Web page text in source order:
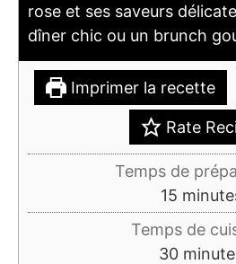
rose et ses saveurs
dîner chic ou un brunch
Imprimer la recette
Rate
Temps de
15minutes
Temps de
30